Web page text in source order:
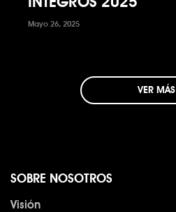
Mayo 26, 2025
VER MÁS
SOBRE NOSOTROS
Visión